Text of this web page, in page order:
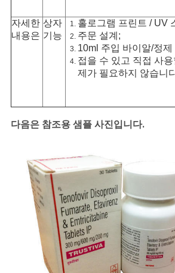
자세한
내용은
상자
기능
홀로그램 프린트 / UV
주문 설계;
10ml 주입 바이알/정
접을 수 있고 직접 사
제가 필요하지 않습니
다음은 참조용 샘플 사진입니다.